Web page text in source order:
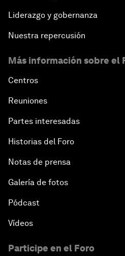
Liderazgo y gobernanza
Nuestra repercusión
Más información sobre el
Centros
Reuniones
Partes interesadas
Historias del Foro
Notas de prensa
Galería de fotos
Pódcast
Vídeos
Participe en el Foro